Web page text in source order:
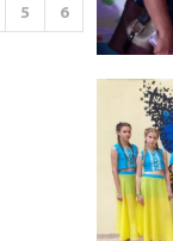
5 6